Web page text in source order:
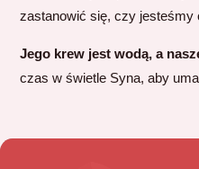
zastanowić się, czy jesteśmy
Jego krew jest wodą, a
czas w świetle Syna, aby